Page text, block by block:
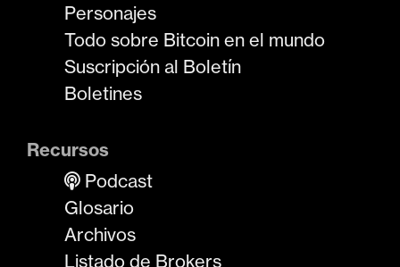
Personajes
Todo sobre Bitcoin en el mundo
Suscripción al Boletín
Boletines
Recursos
Podcast
Glosario
Archivos
Listado de Brokers